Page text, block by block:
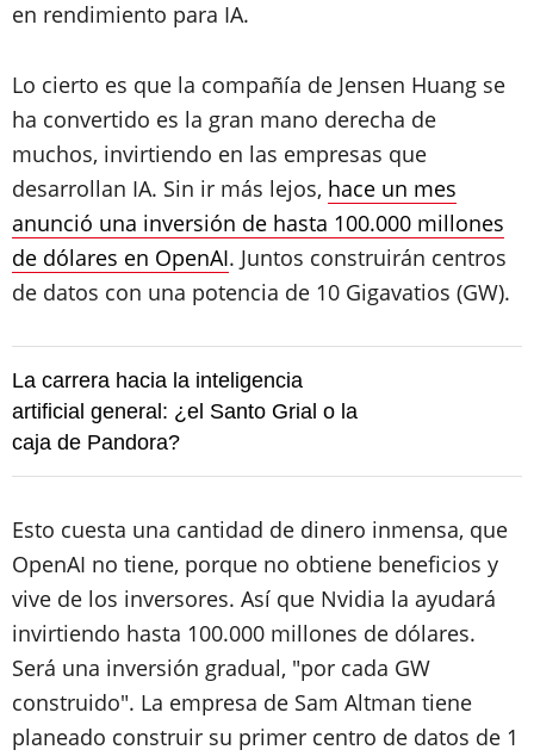
en rendimiento para IA.
Lo cierto es que la compañía de Jensen Huang se
ha convertido es la gran mano derecha de
muchos, invirtiendo en las empresas que
desarrollan IA. Sin ir más lejos, hace un mes
anunció una inversión de hasta 100.000 millones
de dólares en OpenAI. Juntos construirán centros
de datos con una potencia de 10 Gigavatios (GW).
La carrera hacia la inteligencia
artificial general: ¿el Santo Grial o la
caja de Pandora?
Esto cuesta una cantidad de dinero inmensa, que
OpenAI no tiene, porque no obtiene beneficios y
vive de los inversores. Así que Nvidia la ayudará
invirtiendo hasta 100.000 millones de dólares.
Será una inversión gradual, "por cada GW
construido". La empresa de Sam Altman tiene
planeado construir su primer centro de datos de 1